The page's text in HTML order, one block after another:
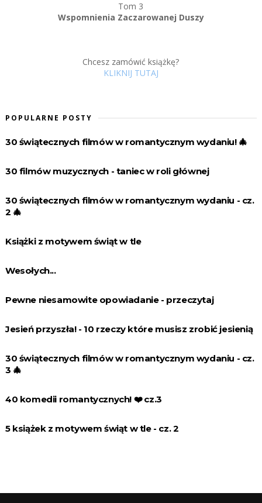
Tom 3
Wspomnienia Zaczarowanej Duszy
Chcesz zamówić książkę?
KLIKNIJ TUTAJ
POPULARNE POSTY
30 świątecznych filmów w romantycznym wydaniu! 🎄
30 filmów muzycznych - taniec w roli głównej
30 świątecznych filmów w romantycznym wydaniu - cz.
2 🎄
Książki z motywem świąt w tle
Wesołych...
Pewne niesamowite opowiadanie - przeczytaj
Jesień przyszła! - 10 rzeczy które musisz zrobić jesienią
30 świątecznych filmów w romantycznym wydaniu - cz.
3 🎄
40 komedii romantycznych! ❤️️ cz.3
5 książek z motywem świąt w tle - cz. 2